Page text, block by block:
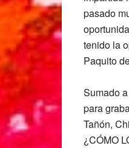
pasado
tenido la
Paquito
Sumado
para
Tañón,
¿CÓMO